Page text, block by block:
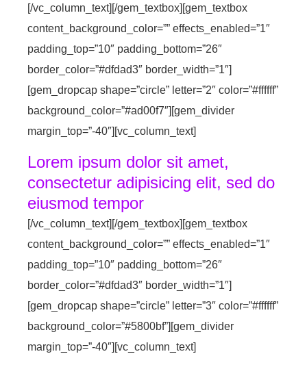
[/vc_column_text][/gem_textbox][gem_textbox
content_background_color=”” effects_enabled=”1″
padding_top=”10″ padding_bottom=”26″
border_color=”#dfdad3″ border_width=”1″]
[gem_dropcap shape=”circle” letter=”2″ color=”#ffffff”
background_color=”#ad00f7″][gem_divider
margin_top=”-40″][vc_column_text]
Lorem ipsum dolor sit amet,
consectetur adipisicing elit, sed do
eiusmod tempor
[/vc_column_text][/gem_textbox][gem_textbox
content_background_color=”” effects_enabled=”1″
padding_top=”10″ padding_bottom=”26″
border_color=”#dfdad3″ border_width=”1″]
[gem_dropcap shape=”circle” letter=”3″ color=”#ffffff”
background_color=”#5800bf”][gem_divider
margin_top=”-40″][vc_column_text]